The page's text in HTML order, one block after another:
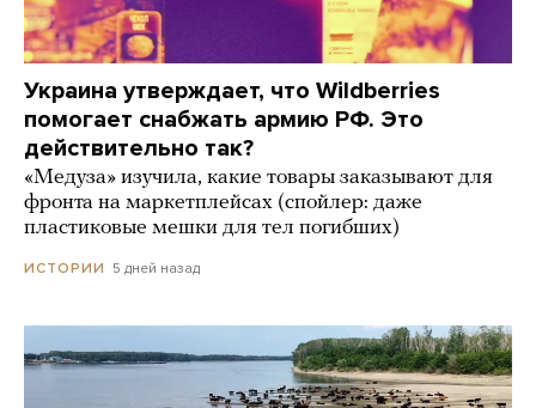
Украина утверждает, что Wildberries
помогает снабжать армию РФ. Это
действительно так?
«Медуза» изучила, какие товары заказывают для
фронта на маркетплейсах (спойлер: даже
пластиковые мешки для тел погибших)
ИСТОРИИ 5 дней назад